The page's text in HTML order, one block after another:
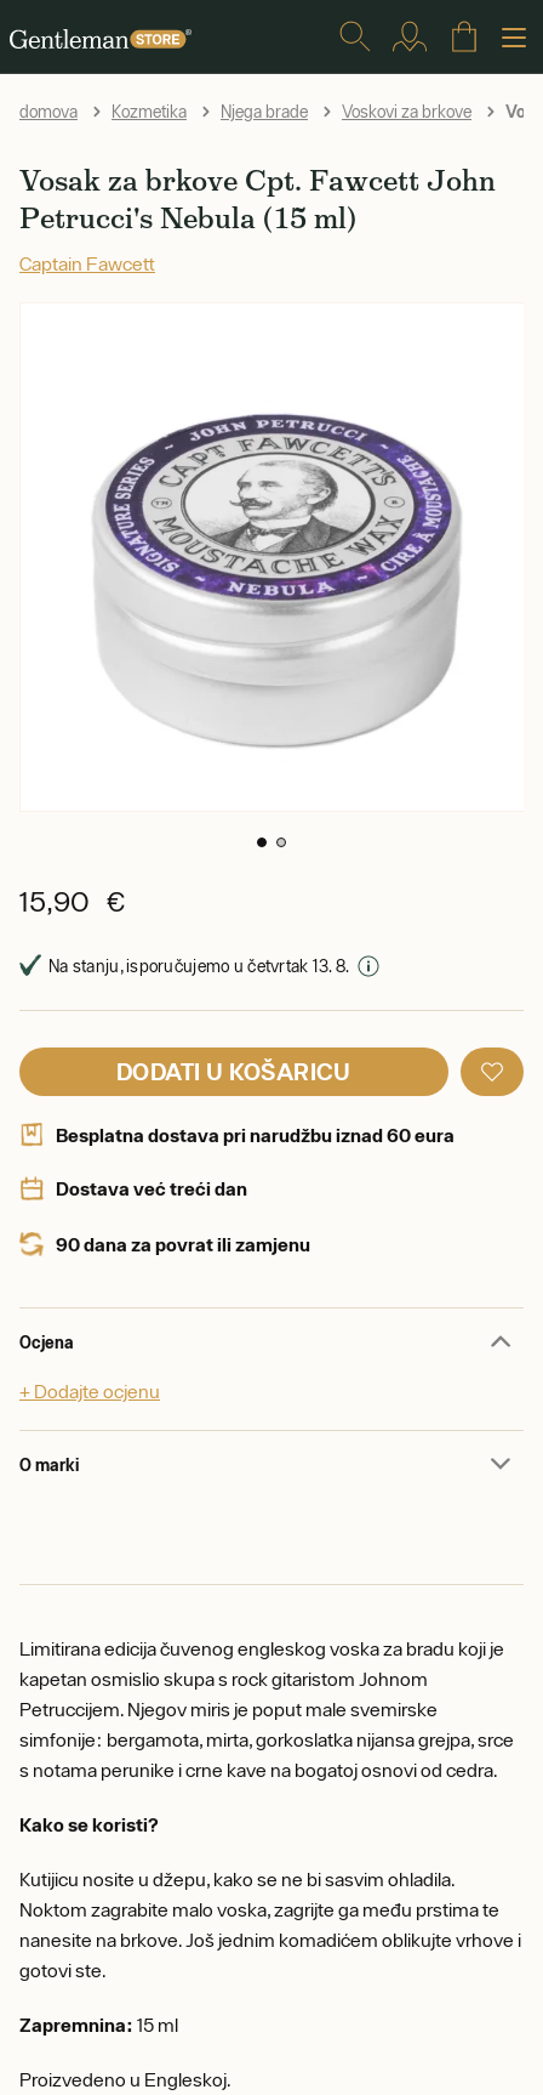
domova Kozmetika Njega brade Voskovi za brkove
Vosak za brkove Cpt. Fawcett John
Petrucci's Nebula (15 ml)
Captain Fawcett
15,90 €
Na stanju, isporučujemo u četvrtak 13. 8.
DODATI U KOŠARICU
Besplatna dostava pri narudžbu iznad 60 eura
Dostava već treći dan
90 dana za povrat ili zamjenu
Ocjena
+ Dodajte ocjenu
O marki
Limitirana edicija čuvenog engleskog voska za bradu koji je
kapetan osmislio skupa s rock gitaristom Johnom
Petruccijem. Njegov miris je poput male svemirske
simfonije: bergamota, mirta, gorkoslatka nijansa grejpa, srce
s notama perunike i crne kave na bogatoj osnovi od cedra.
Kako se koristi?
Kutijicu nosite u džepu, kako se ne bi sasvim ohladila.
Noktom zagrabite malo voska, zagrijte ga među prstima te
nanesite na brkove. Još jednim komadićem oblikujte vrhove i
gotovi ste.
Zapremnina: 15 ml
Proizvedeno u Engleskoj.